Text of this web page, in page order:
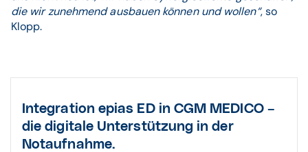
die wir zunehmend ausbauen können und wollen“, so
Klopp.
Integration epias ED in CGM MEDICO –
die digitale Unterstützung in der
Notaufnahme.